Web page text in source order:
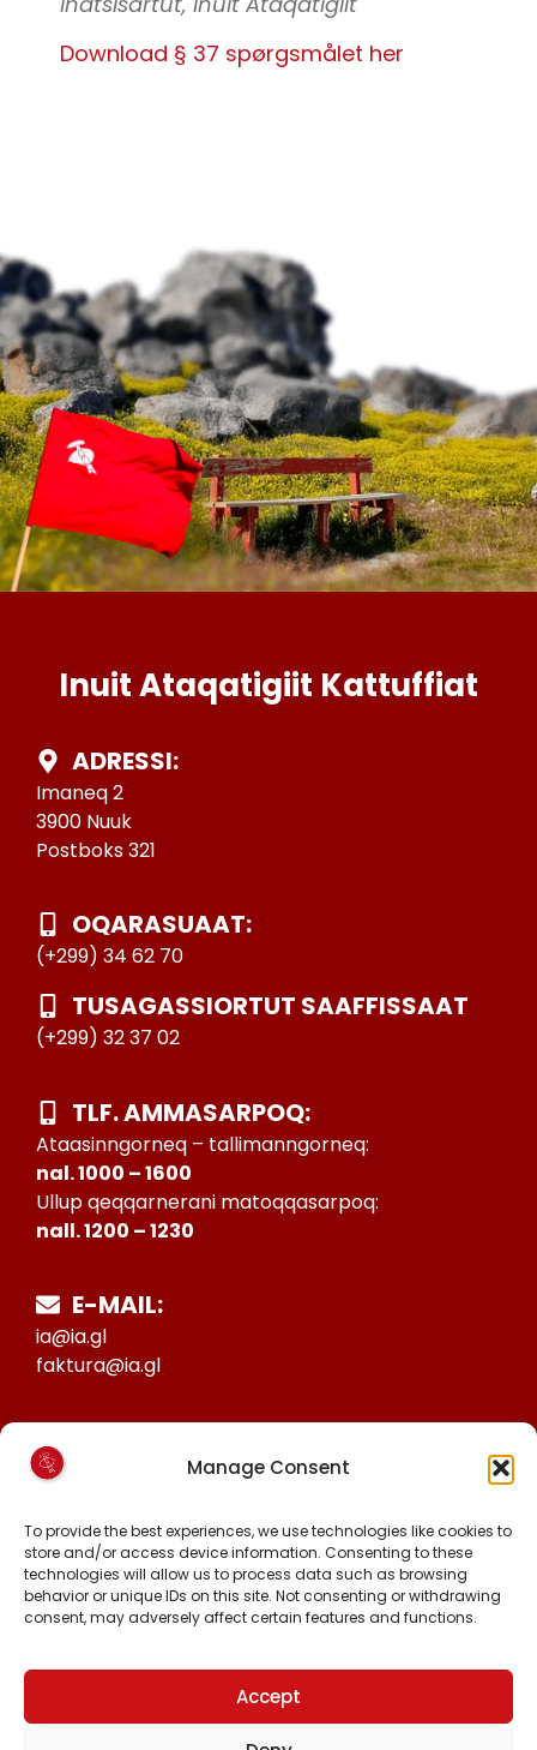
Manage Consent
To provide the best experiences, we use technologies like cookies to
store and/or access device information. Consenting to these
technologies will allow us to process data such as browsing
behavior or unique IDs on this site. Not consenting or withdrawing
consent, may adversely affect certain features and functions.
Accept
Download § 37 spørgsmålet her
Inuit Ataqatigiit Kattuffiat
ADRESSI:
Imaneq 2
3900 Nuuk
Postboks 321
OQARASUAAT:
(+299) 34 62 70
TUSAGASSIORTUT SAAFFISSAAT
(+299) 32 37 02
TLF. AMMASARPOQ:
Ataasinngorneq – tallimanngorneq:
nal. 1000 – 1600
Ullup qeqqarnerani matoqqasarpoq:
nall. 1200 – 1230
E-MAIL:
ia@ia.gl
faktura@ia.gl
25027388
KONTO NR:
6471-1511626
MALINNAAVIGISIGUT
TIKTOK